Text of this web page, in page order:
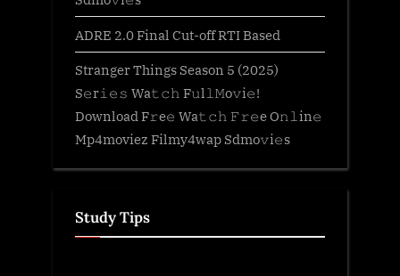
ADRE 2.0 Final Cut-off RTI Based
Stranger Things Season 5 (2025)
S𝚎r𝚒𝚎𝚜 Wa𝚝𝚌𝚑 F𝚞l𝚕𝙼o𝚟i𝚎!
Download F𝚛e𝚎 Wa𝚝𝚌𝚑 𝙵𝚛𝚎e O𝚗𝚕in𝚎
Mp4moviez Filmy4wap Sdmo𝚟i𝚎s
Study Tips